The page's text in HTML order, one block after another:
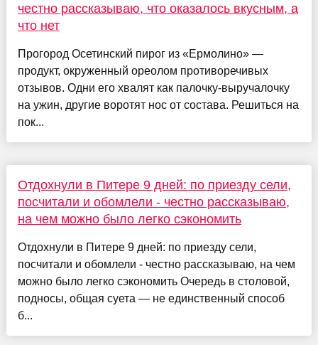
честно рассказываю, что оказалось вкусным, а
что нет
Прогород Осетинский пирог из «Ермолино» —
продукт, окруженный ореолом противоречивых
отзывов. Одни его хвалят как палочку-выручалочку
на ужин, другие воротят нос от состава. Решиться на
пок...
Отдохнули в Питере 9 дней: по приезду сели,
посчитали и обомлели - честно рассказываю,
на чем можно было легко сэкономить
Отдохнули в Питере 9 дней: по приезду сели,
посчитали и обомлели - честно рассказываю, на чем
можно было легко сэкономить Очередь в столовой,
подносы, общая суета — не единственный способ
б...